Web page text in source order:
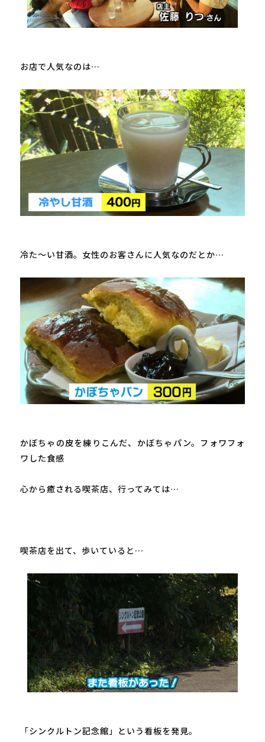
お店で人気なのは…
冷た～い甘酒。女性のお客さんに人気なのだとか…
かぼちゃの皮を練りこんだ、かぼちゃパン。フォワフォ
ワした食感
心から癒される喫茶店、行ってみては…
喫茶店を出て、歩いていると…
「シンクルトン記念館」という看板を発見。